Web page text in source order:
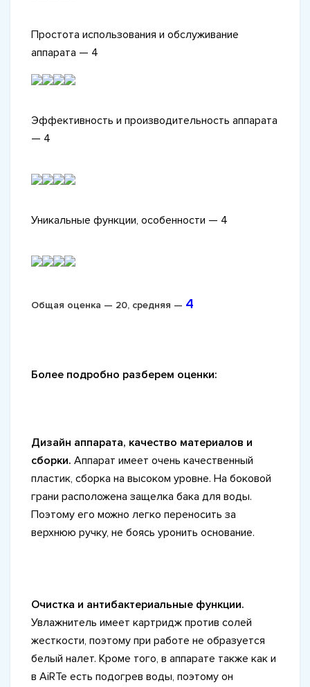
Простота использования и обслуживание
аппарата — 4
Эффективность и производительность аппарата
— 4
Уникальные функции, особенности — 4
Общая оценка — 20, средняя — 4
Более подробно разберем оценки:
Дизайн аппарата, качество материалов и
сборки. Аппарат имеет очень качественный
пластик, сборка на высоком уровне. На боковой
грани расположена защелка бака для воды.
Поэтому его можно легко переносить за
верхнюю ручку, не боясь уронить основание.
Очистка и антибактериальные функции.
Увлажнитель имеет картридж против солей
жесткости, поэтому при работе не образуется
белый налет. Кроме того, в аппарате также как и
в AiRTe есть подогрев воды, поэтому он